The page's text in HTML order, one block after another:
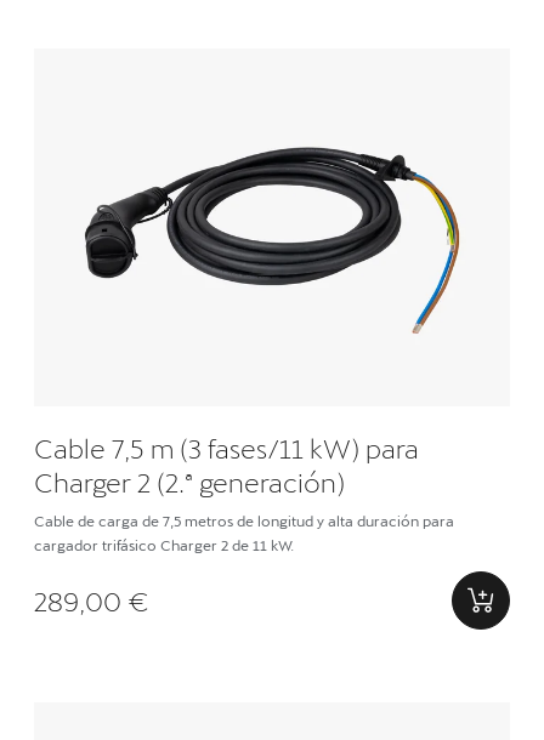
Cable 7,5 m (3 fases/11 kW) para
Charger 2 (2.ª generación)
Cable de carga de 7,5 metros de longitud y alta duración para
cargador trifásico Charger 2 de 11 kW.
289,00 €